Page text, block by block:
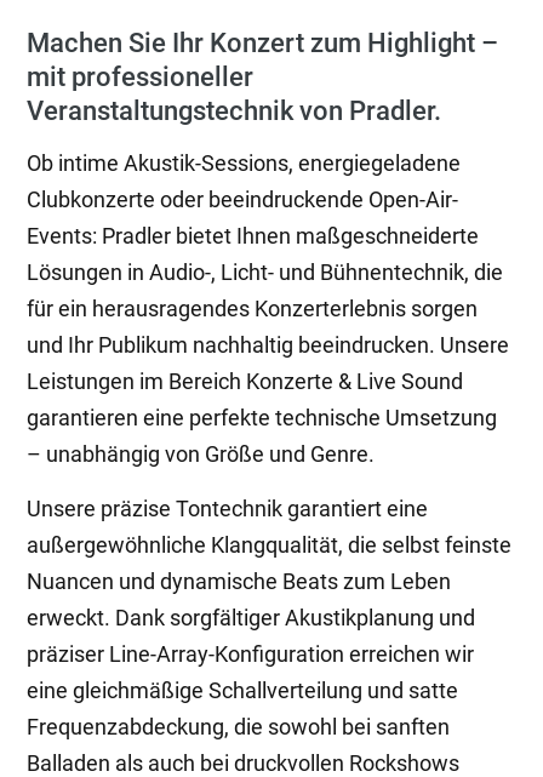
Machen Sie Ihr Konzert zum Highlight –
mit professioneller
Veranstaltungstechnik von Pradler.
Ob intime Akustik-Sessions, energiegeladene
Clubkonzerte oder beeindruckende Open-Air-
Events: Pradler bietet Ihnen maßgeschneiderte
Lösungen in Audio-, Licht- und Bühnentechnik, die
für ein herausragendes Konzerterlebnis sorgen
und Ihr Publikum nachhaltig beeindrucken. Unsere
Leistungen im Bereich Konzerte & Live Sound
garantieren eine perfekte technische Umsetzung
– unabhängig von Größe und Genre.
Unsere präzise Tontechnik garantiert eine
außergewöhnliche Klangqualität, die selbst feinste
Nuancen und dynamische Beats zum Leben
erweckt. Dank sorgfältiger Akustikplanung und
präziser Line-Array-Konfiguration erreichen wir
eine gleichmäßige Schallverteilung und satte
Frequenzabdeckung, die sowohl bei sanften
Balladen als auch bei druckvollen Rockshows